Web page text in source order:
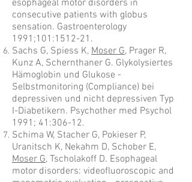
esophageal motor disorders in
consecutive patients with globus
sensation. Gastroenterology
1991;101:1512-21.
Sachs G, Spiess K, Moser G, Prager R,
Kunz A, Schernthaner G. Glykolysiertes
Hämoglobin und Glukose -
Selbstmonitoring (Compliance) bei
depressiven und nicht depressiven Typ
I-Diabetikern. Psychother med Psychol
1991; 41:306-12.
Schima W, Stacher G, Pokieser P,
Uranitsch K, Nekahm D, Schober E,
Moser G, Tscholakoff D. Esophageal
motor disorders: videofluoroscopic and